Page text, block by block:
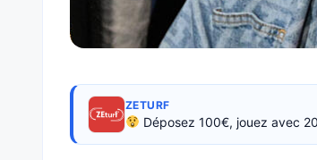
ZETURF
Déposez 100€, jouez avec